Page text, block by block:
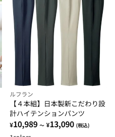
ルフラン
【４本組】日本製新こだわり設
計ハイテンションパンツ
¥10,989 ～ ¥13,090 (税込)